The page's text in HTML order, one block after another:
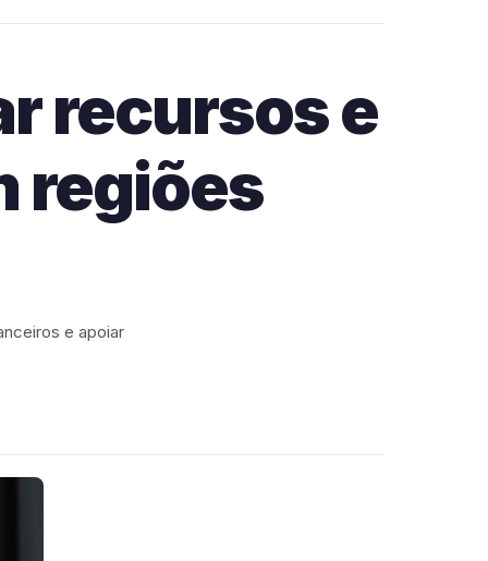
recursos e
regiões
e apoiar